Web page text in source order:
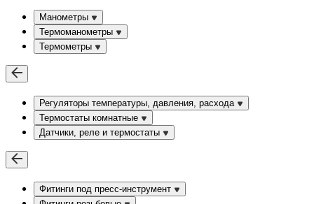
Манометры
Термоманометры
Термометры
Регуляторы температуры, давления, расхода
Термостаты комнатные
Датчики, реле и термостаты
Фитинги под пресс-инструмент